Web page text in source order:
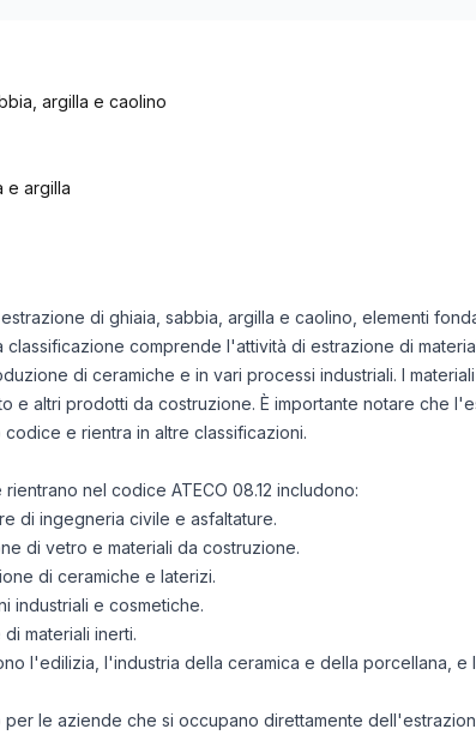
argilla e caolino
e argilla
di ghiaia, sabbia, argilla e caolino, elementi
comprende l'attività di estrazione di
di ceramiche e in vari processi industriali. I
e altri prodotti da costruzione. È importante notare che
e rientra in altre classificazioni.
nel codice ATECO 08.12 includono:
di ingegneria civile e asfaltature.
di vetro e materiali da costruzione.
di ceramiche e laterizi.
industriali e cosmetiche.
materiali inerti.
l'edilizia, l'industria della ceramica e della porcellana, e
per le aziende che si occupano direttamente